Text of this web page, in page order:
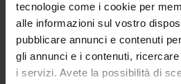
tecnologie come i cookie per
alle informazioni sul vostro
pubblicare annunci e contenuti
gli annunci e i contenuti,
i servizi. Avete la possibilità di
AREE DI RICERCA COINVOLTE DAL
Letterature tedesca e austriaca
German literature: Literary